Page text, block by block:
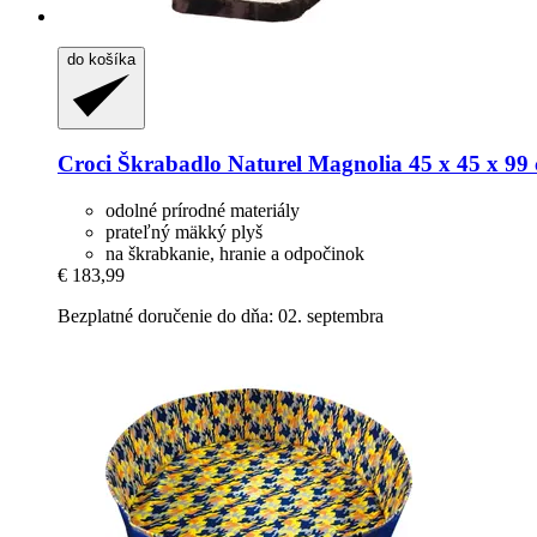
do košíka
Croci Škrabadlo Naturel Magnolia 45 x 45 x 99
odolné prírodné materiály
prateľný mäkký plyš
na škrabkanie, hranie a odpočinok
€ 183,99
Bezplatné doručenie do dňa: 02. septembra